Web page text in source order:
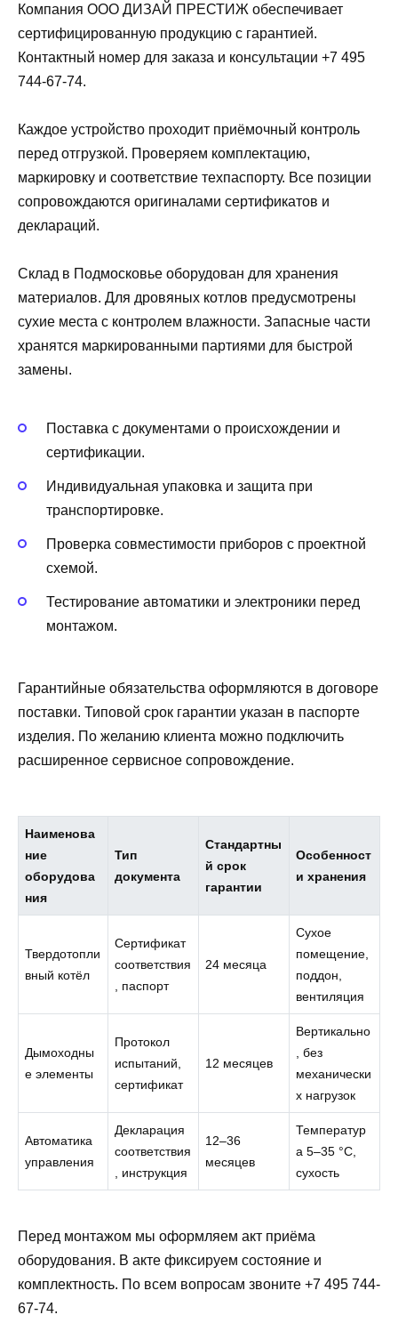
Компания ООО ДИЗАЙ ПРЕСТИЖ обеспечивает
сертифицированную продукцию с гарантией.
Контактный номер для заказа и консультации +7 495
744-67-74.
Каждое устройство проходит приёмочный контроль
перед отгрузкой. Проверяем комплектацию,
маркировку и соответствие техпаспорту. Все позиции
сопровождаются оригиналами сертификатов и
деклараций.
Склад в Подмосковье оборудован для хранения
материалов. Для дровяных котлов предусмотрены
сухие места с контролем влажности. Запасные части
хранятся маркированными партиями для быстрой
замены.
Поставка с документами о происхождении и
сертификации.
Индивидуальная упаковка и защита при
транспортировке.
Проверка совместимости приборов с проектной
схемой.
Тестирование автоматики и электроники перед
монтажом.
Гарантийные обязательства оформляются в договоре
поставки. Типовой срок гарантии указан в паспорте
изделия. По желанию клиента можно подключить
расширенное сервисное сопровождение.
Наименова
ние
оборудова
ния
Тип
документа
Стандартны
й срок
гарантии
Особенност
и хранения
Твердотопли
вный котёл
Сертификат
соответствия
, паспорт
24 месяца
Сухое
помещение,
поддон,
вентиляция
Дымоходны
е элементы
Протокол
испытаний,
сертификат
12 месяцев
Вертикально
, без
механически
х нагрузок
Автоматика
управления
Декларация
соответствия
, инструкция
12–36
месяцев
Температур
а 5–35 °C,
сухость
Перед монтажом мы оформляем акт приёма
оборудования. В акте фиксируем состояние и
комплектность. По всем вопросам звоните +7 495 744-
67-74.